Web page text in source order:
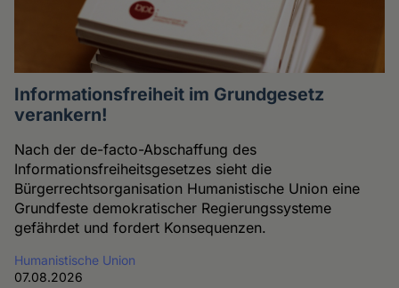
Informationsfreiheit im Grundgesetz
verankern!
Nach der de-facto-Abschaffung des
Informationsfreiheitsgesetzes sieht die
Bürgerrechtsorganisation Humanistische Union eine
Grundfeste demokratischer Regierungssysteme
gefährdet und fordert Konsequenzen.
Humanistische Union
07.08.2026